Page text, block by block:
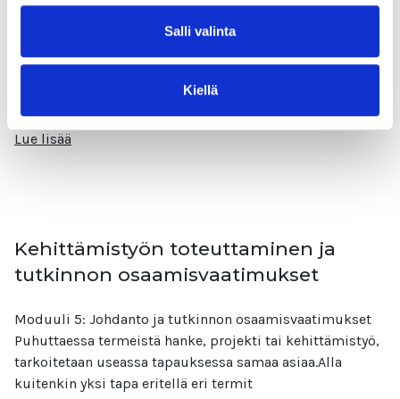
Salli valinta
Kiellä
organisointi Moduulin aiheina: Suunnittelu
Henkilöresurssit Budjetointi Tavoiteltavat tulokset
Hankkeen suunnittelu ja organisointi on tärkeä osa
Lue lisää
Kehittämistyön toteuttaminen ja
tutkinnon osaamisvaatimukset
Moduuli 5: Johdanto ja tutkinnon osaamisvaatimukset
Puhuttaessa termeistä hanke, projekti tai kehittämistyö,
tarkoitetaan useassa tapauksessa samaa asiaa.Alla
kuitenkin yksi tapa eritellä eri termit